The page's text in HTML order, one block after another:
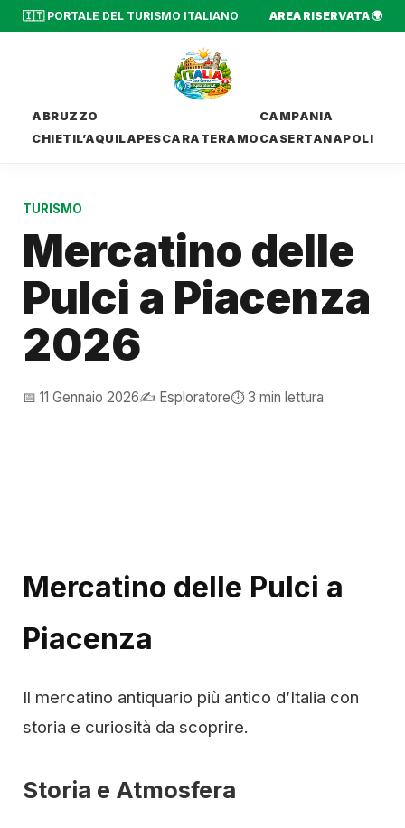
🇮🇹 PORTALE DEL TURISMO ITALIANO AREA RISERVATA 🌍
ABRUZZO
CHIETIL’AQUILAPESCARA TERAMO
CAMPANIA
CASERTANAPOLI
TURISMO
Mercatino delle
Pulci a Piacenza
2026
📅 11 Gennaio 2026✍️ Esploratore⏱️ 3 min lettura
Mercatino delle Pulci a
Piacenza
Il mercatino antiquario più antico d’Italia con
storia e curiosità da scoprire.
Storia e Atmosfera